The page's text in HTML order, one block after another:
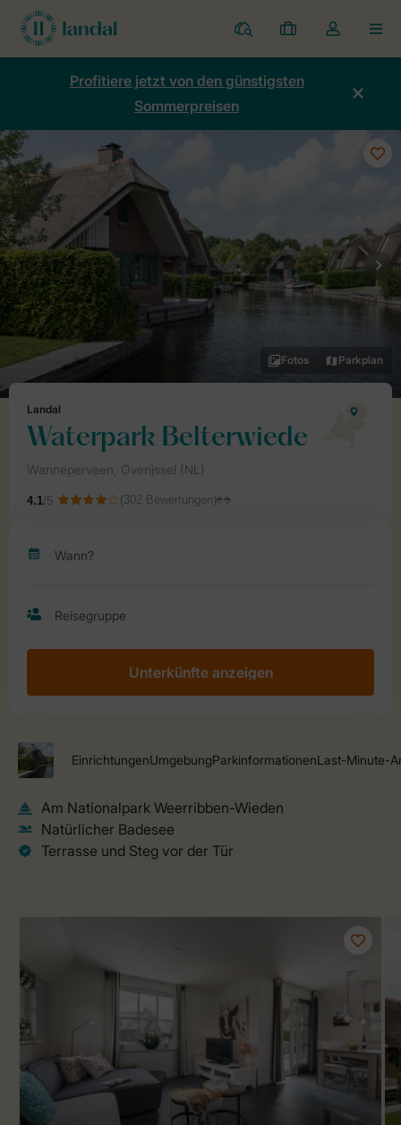
Ferienparks
Meine
Buchungen
Dropdown-
Menü
Kontos
Profitiere jetzt von den günstigsten
Sommerpreisen
Unterkünfte anzeigen